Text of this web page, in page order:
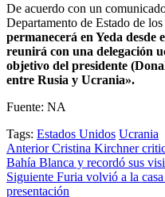
De acuerdo con un
Departamento de Estado de
permanecerá en Yeda desde
reunirá con una delegación
objetivo del presidente
entre Rusia y Ucrania».
Fuente: NA
Tags: Estados Unidos Ucrania
Post
navigation
AnteriorCristina Kirchner
Bahía Blanca y recordó sus
Siguiente Furia volvió a la
presentación